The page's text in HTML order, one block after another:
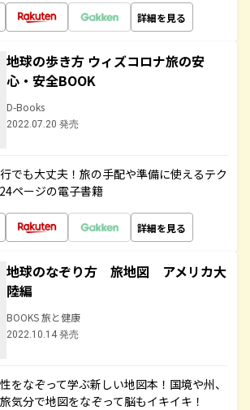
詳細を見る
地球の歩き方 ウィズコロナ旅の安
心・安全BOOK
D-Books
2022.07.20 発売
でも大丈夫！旅の手配や準備に使えるテク
ページの電子書籍
詳細を見る
地球のなぞり方 旅地図 アメリカ大
陸編
BOOKS 旅と健康
2022.10.14 発売
をなぞって学ぶ新しい地図本！国境や州、
気分で地図をなぞって脳もイキイキ！